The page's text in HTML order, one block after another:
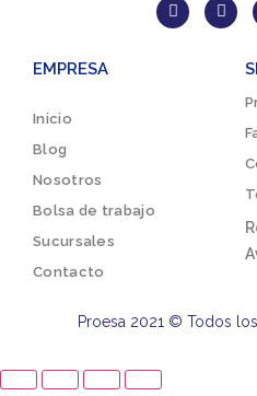
EMPRESA
Inicio
Blog
Nosotros
Bolsa de trabajo
Sucursales
Contacto
Proesa 2021 © Todos